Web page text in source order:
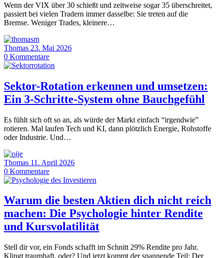
Wenn der VIX über 30 schießt und zeitweise sogar 35 überschreitet,
passiert bei vielen Tradern immer dasselbe: Sie treten auf die
Bremse. Weniger Trades, kleinere…
Thomas 23. Mai 2026
0 Kommentare
Sektor-Rotation erkennen und umsetzen:
Ein 3-Schritte-System ohne Bauchgefühl
Es fühlt sich oft so an, als würde der Markt einfach “irgendwie”
rotieren. Mal laufen Tech und KI, dann plötzlich Energie, Rohstoffe
oder Industrie. Und…
Thomas 11. April 2026
0 Kommentare
Warum die besten Aktien dich nicht reich
machen: Die Psychologie hinter Rendite
und Kursvolatilität
Stell dir vor, ein Fonds schafft im Schnitt 29% Rendite pro Jahr.
Klingt traumhaft, oder? Und jetzt kommt der spannende Teil: Der